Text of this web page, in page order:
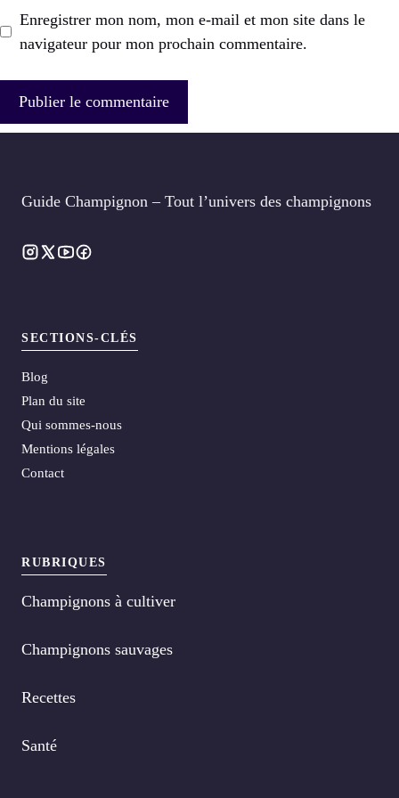
Enregistrer mon nom, mon e-mail et mon site dans le
navigateur pour mon prochain commentaire.
Guide Champignon – Tout l’univers des champignons
SECTIONS-CLÉS
Blog
Plan du site
Qui sommes-nous
Mentions légales
Contact
RUBRIQUES
Champignons à cultiver
Champignons sauvages
Recettes
Santé